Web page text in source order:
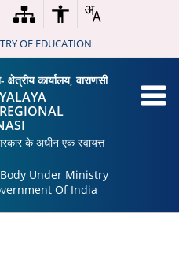
OF EDUCATION
कार्यालय, वाराणसी
के अधीन एक स्वायत्त
Under Ministry
Of India